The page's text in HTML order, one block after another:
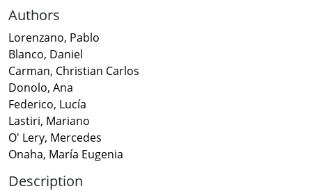
Authors
Lorenzano, Pablo
Blanco, Daniel
Carman, Christian Carlos
Donolo, Ana
Federico, Lucía
Lastiri, Mariano
O' Lery, Mercedes
Onaha, María Eugenia
Description